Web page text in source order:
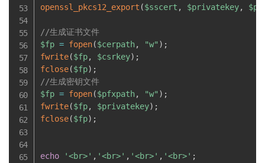
openssl_pkcs12_export ($sscert , $privatekey,
//生成证书文件
$fp = fopen($cerpath, "w" ) ;
fwrite($fp, $csrkey) ;
fclose($fp) ;
//生成密钥文件
$fp = fopen($pfxpath, "w" ) ;
fwrite($fp, $privatekey) ;
fclose($fp) ;
echo '<br>' , '<br>' , '<br>' , '<br>' ;